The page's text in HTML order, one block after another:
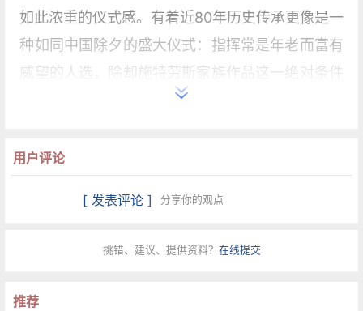
如此浓重的仪式感。有着近80年历史传承更像是一
种如同中国除夕的盛大仪式：指挥常是年老而富有
威望的人选，除却施特劳斯家族作品这一绝对条件
以外，曲目的类型基本固定，轻歌剧序曲总是放在
和马术表演……甚至指挥会不会有一些出人意料的
套路已经成为一种礼仪而无可撼动，这难免让一场
的心头好。
用户评论
[ 发表评论 ] 分享你的观点
挑错、建议、提供资料？ 在线提交
推荐